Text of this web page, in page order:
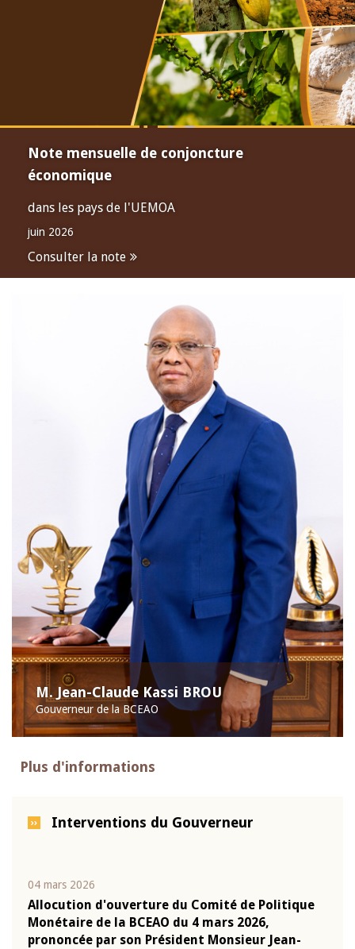
Note mensuelle de conjoncture
économique
dans les pays de l'UEMOA
juin 2026
Consulter la note
M. Jean-Claude Kassi BROU
Gouverneur de la BCEAO
Plus d'informations
Interventions du Gouverneur
04 mars 2026
Allocution d'ouverture du Comité de Politique
Monétaire de la BCEAO du 4 mars 2026,
prononcée par son Président Monsieur Jean-